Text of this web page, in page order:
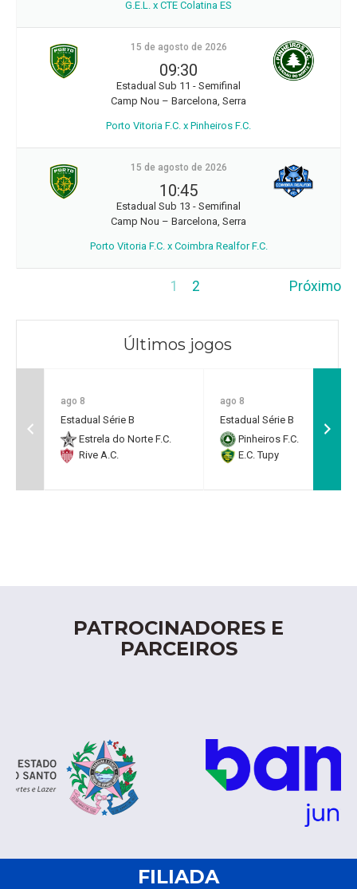
G.E.L. x CTE Colatina ES
15 de agosto de 2026
09:30
Estadual Sub 11 - Semifinal
Camp Nou – Barcelona, Serra
Porto Vitoria F.C. x Pinheiros F.C.
15 de agosto de 2026
10:45
Estadual Sub 13 - Semifinal
Camp Nou – Barcelona, Serra
Porto Vitoria F.C. x Coimbra Realfor F.C.
1 2 Próximo
Últimos jogos
ago 8
Estadual Série B
Estrela do Norte F.C.
Rive A.C.
ago 8
Estadual Série B
Pinheiros F.C.
E.C. Tupy
PATROCINADORES E
PARCEIROS
FILIADA